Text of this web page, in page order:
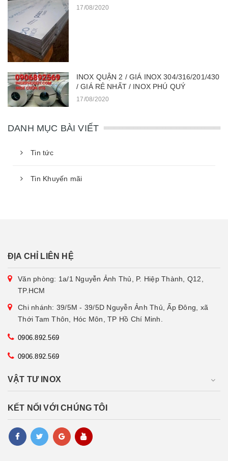
17/08/2020
INOX QUẬN 2 / GIÁ INOX 304/316/201/430
/ GIÁ RẺ NHẤT / INOX PHÚ QUÝ
17/08/2020
DANH MỤC BÀI VIẾT
Tin tức
Tin Khuyến mãi
ĐỊA CHỈ LIÊN HỆ
Văn phòng: 1a/1 Nguyễn Ảnh Thủ, P. Hiệp Thành, Q12,
TP.HCM
Chi nhánh: 39/5M - 39/5D Nguyễn Ảnh Thủ, Ấp Đông, xã
Thới Tam Thôn, Hóc Môn, TP Hồ Chí Minh.
0906.892.569
0906.892.569
VẬT TƯ INOX
KẾT NỐI VỚI CHÚNG TÔI